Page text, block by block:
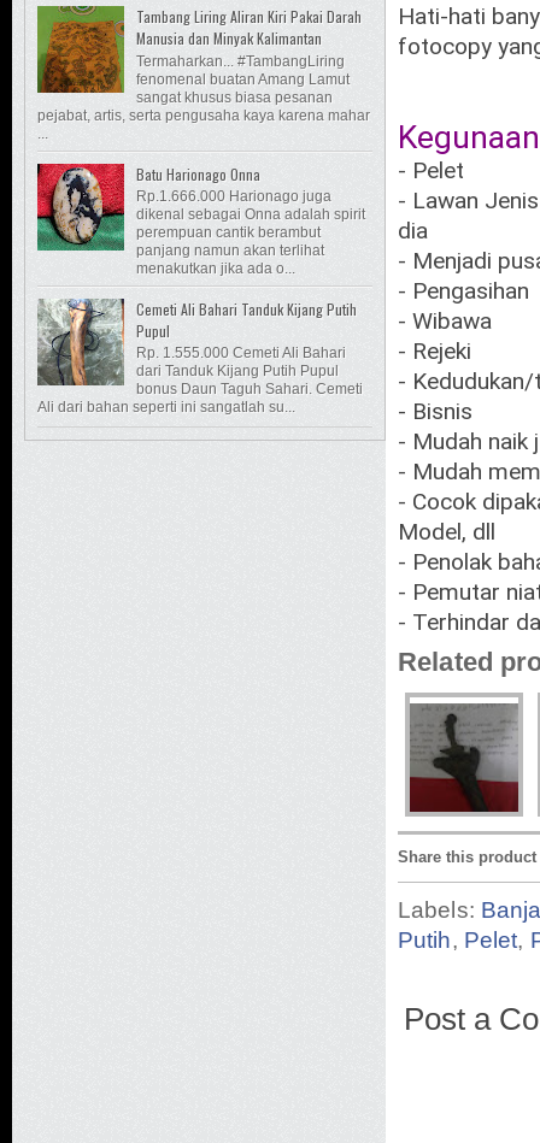
Hati-hati
fotocopy
- Pelet
- Lawan
dia
- Menjadi
- Pengasihan
- Wibawa
- Rejeki
-
- Bisnis
- Mudah naik
- Mudah
- Cocok
Model, dll
- Penolak
- Pemutar
- Terhindar
Related
Share this product
Labels:
Putih, Pelet,
Post a
Tambang Liring Aliran Kiri Pakai Darah
Manusia dan Minyak Kalimantan
Termaharkan... #TambangLiring
fenomenal buatan Amang Lamut
sangat khusus biasa pesanan
pejabat, artis, serta pengusaha kaya karena mahar
...
Batu Harionago Onna
Rp.1.666.000 Harionago juga
dikenal sebagai Onna adalah spirit
perempuan cantik berambut
panjang namun akan terlihat
menakutkan jika ada o...
Cemeti Ali Bahari Tanduk Kijang Putih
Pupul
Rp. 1.555.000 Cemeti Ali Bahari
dari Tanduk Kijang Putih Pupul
bonus Daun Taguh Sahari. Cemeti
Ali dari bahan seperti ini sangatlah su...